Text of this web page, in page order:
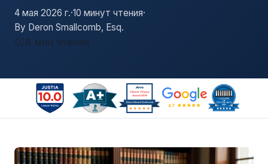
4 мая 2026 г.·10 минут чтения·
By Deron Smallcomb, Esq.
8 мин чтения